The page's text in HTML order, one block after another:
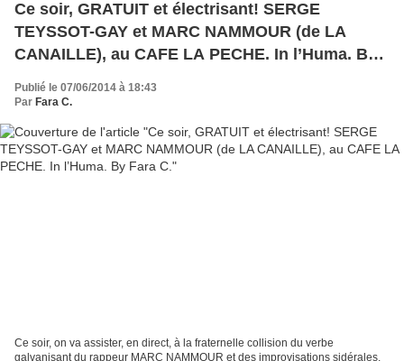
Ce soir, GRATUIT et électrisant! SERGE
TEYSSOT-GAY et MARC NAMMOUR (de LA
CANAILLE), au CAFE LA PECHE. In l’Huma. By
Publié le 07/06/2014 à 18:43
Par Fara C.
Ce soir, on va assister, en direct, à la fraternelle collision du verbe
galvanisant du rappeur MARC NAMMOUR et des improvisations sidérales,